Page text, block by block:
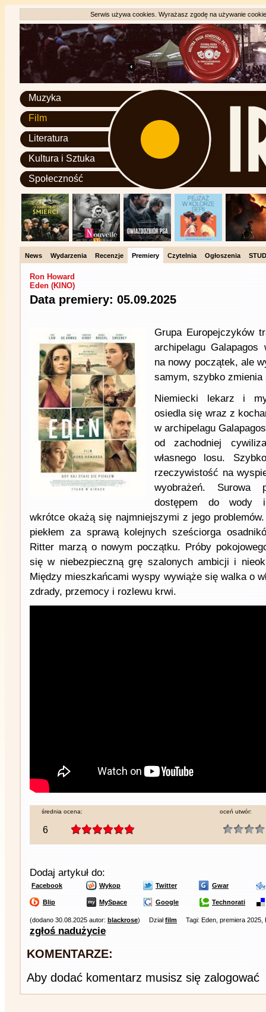
Serwis używa cookies. Wyrażasz zgodę na używanie
Muzyka
Film
Literatura
Kultura i Sztuka
Społeczność
News Wydarzenia Recenzje Premiery Czytelnia Ogłoszenia
Ron Howard
Eden (KINO)
Data premiery: 05.09.2025
Grupa Europejczyków
archipelagu
na nowy początek, ale
samym, szybko zmienia
Niemiecki lekarz i
osiedla się wraz z
w archipelagu
od zachodniej
własnego losu.
rzeczywistość na
wyobrażeń. Surowa
dostępem do wody
wkrótce okażą się najmniejszymi z jego
piekłem za sprawą kolejnych sześciorga
Ritter marzą o nowym początku. Próby
się w niebezpieczną grę szalonych ambicji i
Między mieszkańcami wyspy wywiąże się walka o
zdrady, przemocy i rozlewu krwi.
średnia ocena:
6
oceń utwór:
Dodaj artykuł do:
Facebook Wykop Twitter Gwar
Blip MySpace Google Technorati
(dodano 30.08.2025 autor: blackrose) Działfilm Tagi: Eden, premiera 2025,
zgłoś nadużycie
KOMENTARZE:
Aby dodać komentarz musisz się zalogować